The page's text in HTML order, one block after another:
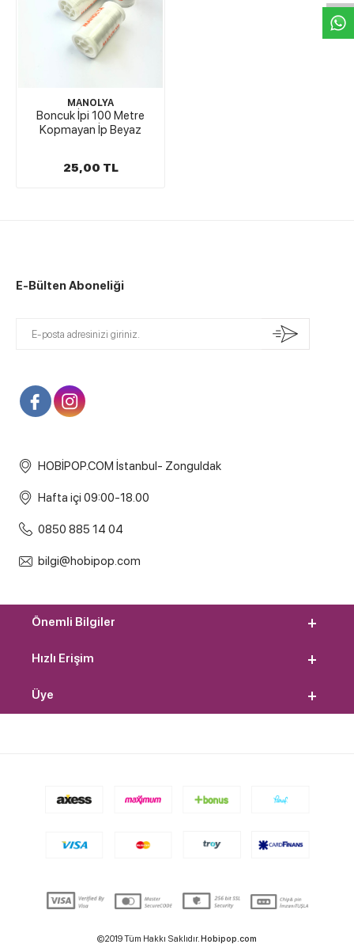
MANOLYA
Boncuk İpi 100 Metre
Kopmayan İp Beyaz
25,00 TL
E-Bülten Aboneliği
HOBİPOP.COM İstanbul- Zonguldak
Hafta içi 09:00-18.00
0850 885 14 04
bilgi@hobipop.com
Önemli Bilgiler
Hızlı Erişim
Üye
©2019 Tüm Hakkı Saklıdır. Hobipop.com